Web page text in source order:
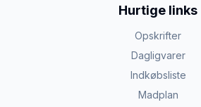
Hurtige links
Opskrifter
Dagligvarer
Indkøbsliste
Madplan